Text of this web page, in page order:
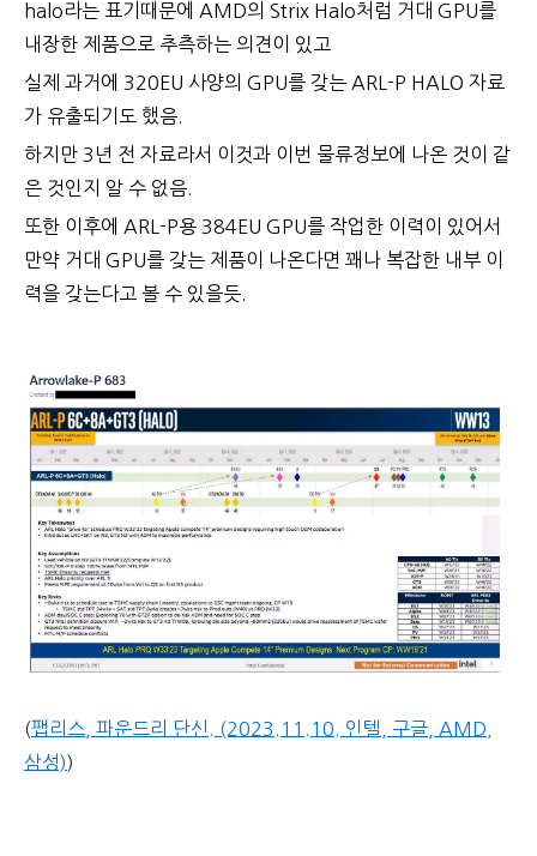
halo라는 표기때문에 AMD의 Strix Halo처럼 거대 GPU를
내장한 제품으로 추측하는 의견이 있고
실제 과거에 320EU 사양의 GPU를 갖는 ARL-P HALO 자료
가 유출되기도 했음.
하지만 3년 전 자료라서 이것과 이번 물류정보에 나온 것이 같
은 것인지 알 수 없음.
또한 이후에 ARL-P용 384EU GPU를 작업한 이력이 있어서
만약 거대 GPU를 갖는 제품이 나온다면 꽤나 복잡한 내부 이
력을 갖는다고 볼 수 있을듯.
(팹리스, 파운드리 단신. (2023.11.10. 인텔, 구글, AMD,
삼성))